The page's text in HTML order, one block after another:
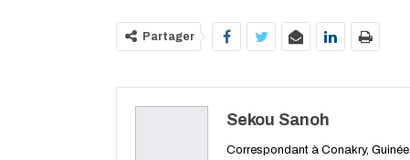
Partager
Sekou Sanoh
Correspondant à Conakry, Guinée